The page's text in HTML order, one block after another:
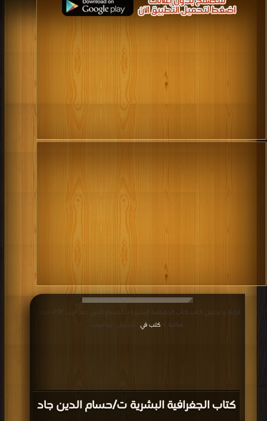
كتاب الجغرافية البشرية ت/حسام الدين جاد
قراءة و تحميل كتاب كتاب الجغرافية البشرية ت/حسام الدين جاد الرب PDF مجانا |
مكتبة > كتب في | التحميل : مرة/مرات